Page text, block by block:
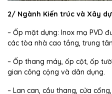
2/ Ngành Kiến trúc và Xây
– Ốp mặt dựng: Inox mạ PVD
các tòa nhà cao tầng, trung
– Ốp thang máy, ốp cột, ốp
gian công cộng và dân dụng.
– Lan can, cầu thang, cửa